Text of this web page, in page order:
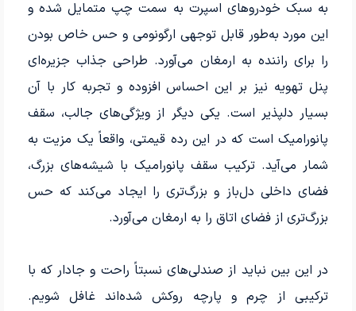
به سبک خودروهای اسپرت به سمت چپ متمایل شده و
این مورد به‌طور قابل توجهی ارگونومی و حس خاص بودن
را برای راننده به ارمغان می‌آورد. طراحی جذاب جزیره‌ای
پنل تهویه نیز بر این احساس افزوده و تجربه کار با آن
بسیار دلپذیر است. یکی دیگر از ویژگی‌های جالب، سقف
پانورامیک است که در این رده قیمتی، واقعاً یک مزیت به
شمار می‌آید. ترکیب سقف پانورامیک با شیشه‌های بزرگ،
فضای داخلی دل‌باز و بزرگ‌تری را ایجاد می‌کند که حس
بزرگ‌تری از فضای اتاق را به ارمغان می‌آورد.
در این بین نباید از صندلی‌‌های نسبتاً راحت و جادار که با
ترکیبی از چرم و پارچه روکش شده‌اند غافل شویم.